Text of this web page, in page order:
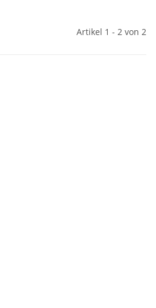
Artikel 1 - 2 von 2